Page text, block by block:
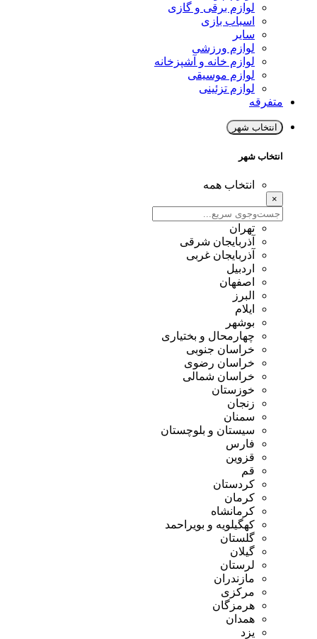
لوازم برقی و گازی
اسباب بازی
سایر
لوازم ورزشی
لوازم خانه و آشپزخانه
لوازم موسیقی
لوازم تزئینی
متفرقه
انتخاب شهر
انتخاب شهر
انتخاب همه
×
تهران
آذربایجان شرقی
آذربایجان غربی
اردبیل
اصفهان
البرز
ایلام
بوشهر
چهارمحال و بختیاری
خراسان جنوبی
خراسان رضوی
خراسان شمالی
خوزستان
زنجان
سمنان
سیستان و بلوچستان
فارس
قزوین
قم
کردستان
کرمان
کرمانشاه
کهگیلویه و بویراحمد
گلستان
گیلان
لرستان
مازندران
مرکزی
هرمزگان
همدان
یزد